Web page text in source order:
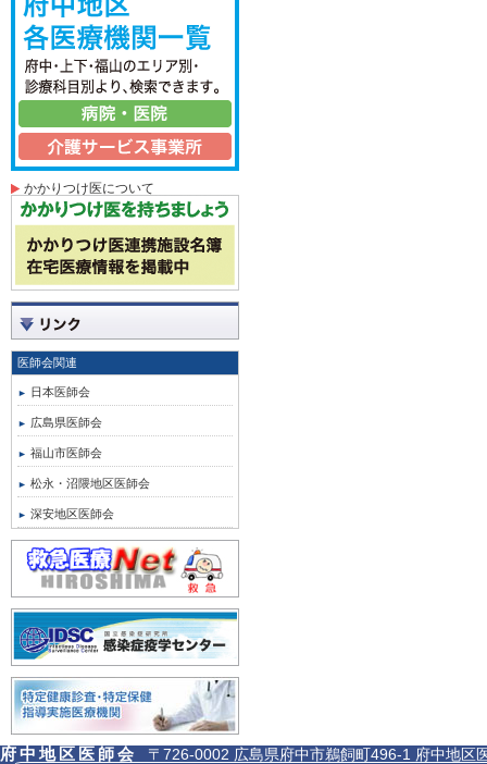
かかりつけ医について
医師会関連
日本医師会
広島県医師会
福山市医師会
松永・沼隈地区医師会
深安地区医師会
府中地区医師会 〒726-0002 広島県府中市鵜飼町496-1 府中地